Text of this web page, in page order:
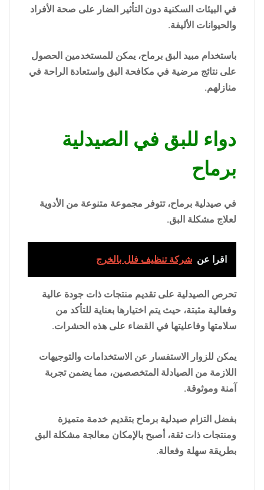
في البيئات السكنية دون التأثير الضار على صحة الأفراد
والحيوانات الأليفة.
باستخدام مبيد البق برماح، يمكن للمستخدمين الحصول
على نتائج مرضية في مكافحة البق واستعادة الراحة في
منازلهم.
دواء للبق في الصيدلية
برماح
في صيدلية برماح، تتوفر مجموعة متنوعة من الأدوية
لعلاج مشكلة البق.
اقرا عن شركة تنظيف فلل بالخرج
تحرص الصيدلية على تقديم منتجات ذات جودة عالية
وفعالية مثبتة، حيث يتم اختيارها بعناية للتأكد من
سلامتها وفاعليتها في القضاء على هذه الحشرات.
يمكن للزوار الاستفسار عن الاستخدامات والتوجيهات
اللازمة من الصيادلة المتخصصين، مما يضمن تجربة
آمنة وموثوقة.
بفضل التزام صيدلية برماح بتقديم خدمة متميزة
ومنتجات ذات ثقة، أصبح بالإمكان معالجة مشكلة البق
بطريقة سهلة وفعالة.